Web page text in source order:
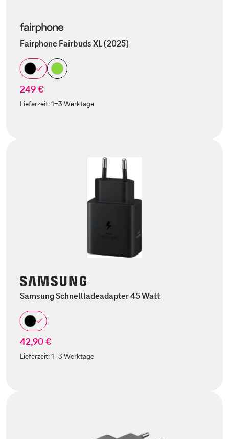
Fairphone Fairbuds XL (2025)
249 €
Lieferzeit:1-3 Werktage
Samsung Schnellladeadapter 45 Watt
42,90 €
Lieferzeit:1-3 Werktage